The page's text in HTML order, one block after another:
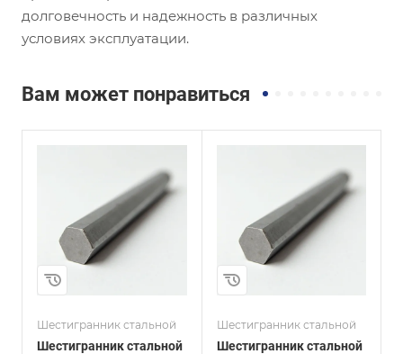
долговечность и надежность в различных
условиях эксплуатации.
Вам может понравиться
Шестигранник стальной
Шестигранник стальной
Сплав / Марка стали
08Х15Н24В4ТР
ГОСТ, ТУ
ГОСТ 2879-88
Технология
изготовления
17 Шестигранник стальной
Шестигранник стальной
Сплав / Марка стали
ГОСТ, ТУ
ГОСТ 2879-2006
Технология
изготовления
17